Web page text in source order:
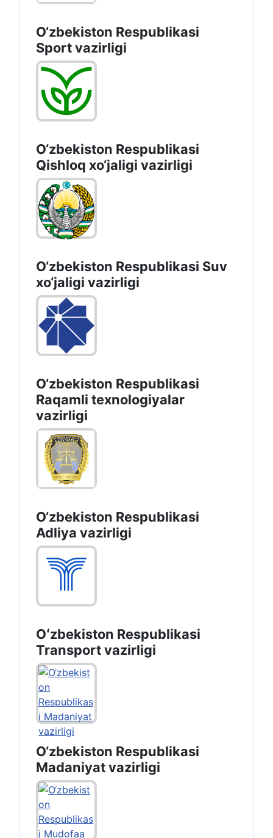
O‘zbekiston Respublikasi
Sport vazirligi
O‘zbekiston Respublikasi
Qishloq хo‘jаligi vаzirligi
O‘zbekiston Respublikasi Suv
хo‘jaligi vazirligi
O‘zbekiston Respublikasi
Raqamli texnologiyalar
vazirligi
O‘zbekiston Respublikasi
Adliya vazirligi
Oʻzbekiston Respublikasi
Transport vazirligi
O‘zbekiston Respublikasi
Madaniyat vazirligi